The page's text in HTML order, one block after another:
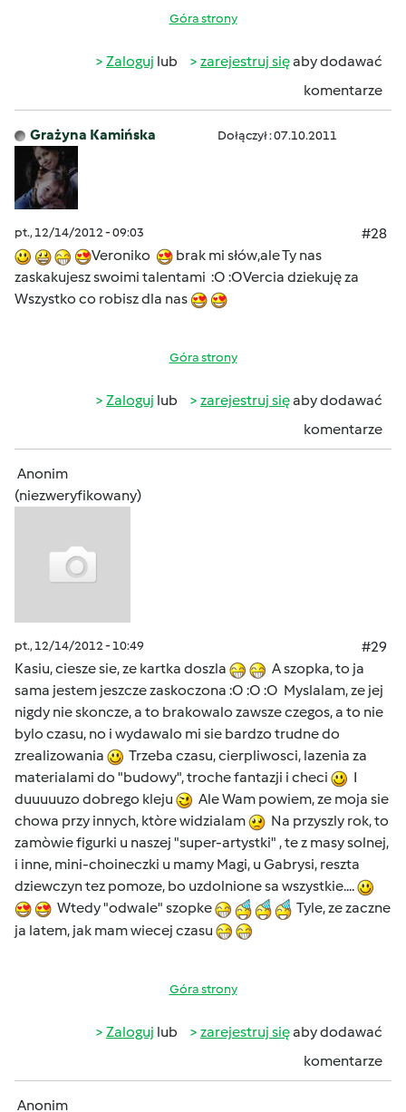
Góra strony
Zaloguj lub zarejestruj sięaby dodawać
komentarze
Grażyna Kamińska Dołączył : 07.10.2011
pt., 12/14/2012 - 09:03
#28
Veroniko
brak mi słów,ale Ty nas
zaskakujesz swoimi talentami :O :OVercia dziekuję za
Wszystko co robisz dla nas
Góra strony
Zaloguj lub zarejestruj sięaby dodawać
komentarze
Anonim
(niezweryfikowany)
pt., 12/14/2012 - 10:49
#29
Kasiu, ciesze sie, ze kartka doszla
A szopka, to ja
sama jestem jeszcze zaskoczona :O :O :O Myslalam, ze jej
nigdy nie skoncze, a to brakowalo zawsze czegos, a to nie
bylo czasu, no i wydawalo mi sie bardzo trudne do
zrealizowania
Trzeba czasu, cierpliwosci, lazenia za
materialami do "budowy", troche fantazji i checi
I
duuuuuzo dobrego kleju
Ale Wam powiem, ze moja sie
chowa przy innych, ktòre widzialam
Na przyszly rok, to
zamòwie figurki u naszej "super-artystki" , te z masy solnej,
i inne, mini-choineczki u mamy Magi, u Gabrysi, reszta
dziewczyn tez pomoze, bo uzdolnione sa wszystkie....
Wtedy "odwale" szopke
Tyle, ze zaczne
ja latem, jak mam wiecej czasu
Góra strony
Zaloguj lub zarejestruj sięaby dodawać
komentarze
Anonim